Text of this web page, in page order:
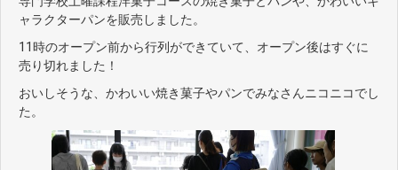
ャラクターパンを販売しました。
11時のオープン前から行列ができていて、オープン後はすぐに
売り切れました！
おいしそうな、かわいい焼き菓子やパンでみなさんニコニコでし
た。